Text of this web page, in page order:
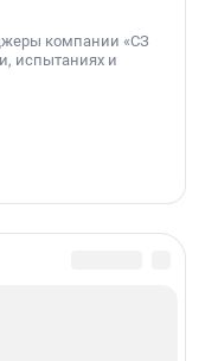
компании «СЗ
испытаниях и